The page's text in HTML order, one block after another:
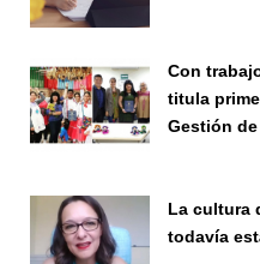
Con
titula
Gestión
La cultura
todavía